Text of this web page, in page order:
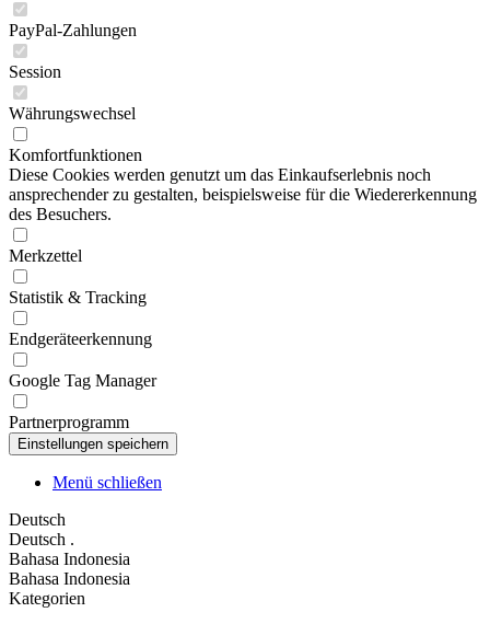
PayPal-Zahlungen
Session
Währungswechsel
Komfortfunktionen
Diese Cookies werden genutzt um das Einkaufserlebnis noch
ansprechender zu gestalten, beispielsweise für die Wiedererkennung
des Besuchers.
Merkzettel
Statistik & Tracking
Endgeräteerkennung
Google Tag Manager
Partnerprogramm
Menü schließen
Deutsch
Deutsch .
Bahasa Indonesia
Bahasa Indonesia
Kategorien